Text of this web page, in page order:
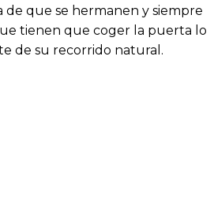
de que se hermanen y siempre
tienen que coger la puerta lo
de su recorrido natural.